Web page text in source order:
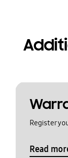
Register
Read